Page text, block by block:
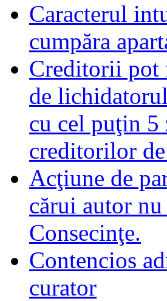
Caracterul
cumpăra
Creditorii pot
de
cu cel puţin 5
creditorilor
Acţiune de
cărui autor nu
Consecinţe.
Contencios
curator